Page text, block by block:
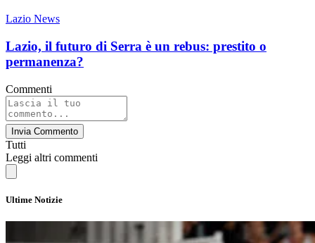
Lazio News
Lazio, il futuro di Serra è un rebus: prestito o
permanenza?
Commenti
Invia Commento
Tutti
Leggi altri commenti
Ultime Notizie